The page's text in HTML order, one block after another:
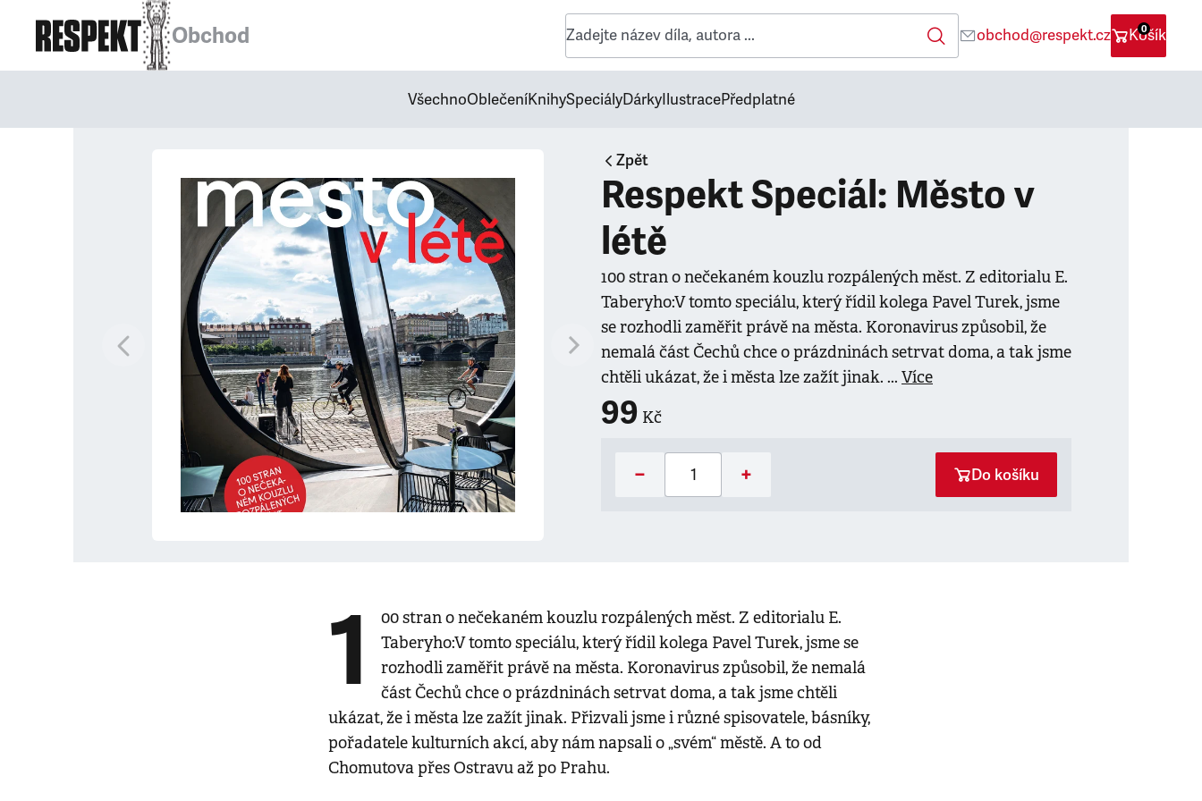
Obchod obchod@respekt.cz Košík
0
VšechnoOblečeníKnihySpeciályDárkyIlustracePředplatné
Zpět
Respekt Speciál: Město v
létě
100 stran o nečekaném kouzlu rozpálených měst. Z editorialu E.
Taberyho:V tomto speciálu, který řídil kolega Pavel Turek, jsme
se rozhodli zaměřit právě na města. Koronavirus způsobil, že
nemalá část Čechů chce o prázdninách setrvat doma, a tak jsme
chtěli ukázat, že i města lze zažít jinak. ... Více
99 Kč
− + Do košíku
1
00 stran o nečekaném kouzlu rozpálených měst. Z editorialu E.
Taberyho:V tomto speciálu, který řídil kolega Pavel Turek, jsme se
rozhodli zaměřit právě na města. Koronavirus způsobil, že nemalá
část Čechů chce o prázdninách setrvat doma, a tak jsme chtěli
ukázat, že i města lze zažít jinak. Přizvali jsme i různé spisovatele, básníky,
pořadatele kulturních akcí, aby nám napsali o „svém“ městě. A to od
Chomutova přes Ostravu až po Prahu.